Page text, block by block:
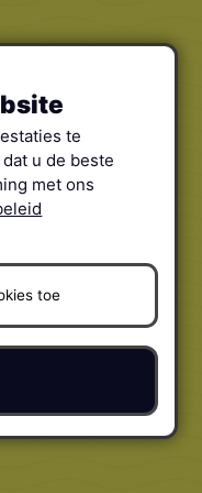
te
u de beste
met ons
toe